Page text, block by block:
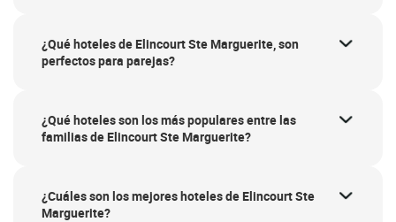
¿Qué hoteles de Elincourt Ste Marguerite, son
perfectos para parejas?
¿Qué hoteles son los más populares entre las
familias de Elincourt Ste Marguerite?
¿Cuáles son los mejores hoteles de Elincourt Ste
Marguerite?